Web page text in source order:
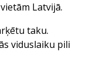
Latvijā.
taku.
viduslaiku pili